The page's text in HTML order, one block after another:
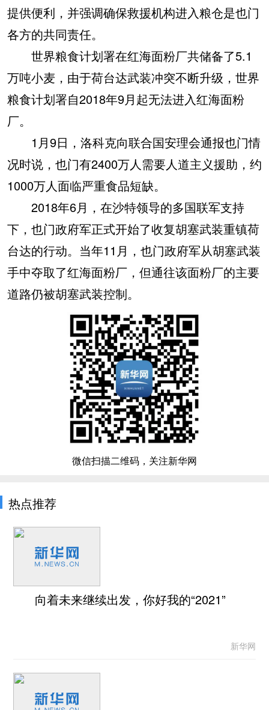
提供便利，并强调确保救援机构进入粮仓是也门
各方的共同责任。
世界粮食计划署在红海面粉厂共储备了5.1
万吨小麦，由于荷台达武装冲突不断升级，世界
粮食计划署自2018年9月起无法进入红海面粉
厂。
1月9日，洛科克向联合国安理会通报也门情
况时说，也门有2400万人需要人道主义援助，约
1000万人面临严重食品短缺。
2018年6月，在沙特领导的多国联军支持
下，也门政府军正式开始了收复胡塞武装重镇荷
台达的行动。当年11月，也门政府军从胡塞武装
手中夺取了红海面粉厂，但通往该面粉厂的主要
道路仍被胡塞武装控制。
微信扫描二维码，关注新华网
热点推荐
向着未来继续出发，你好我的“2021”
新华网